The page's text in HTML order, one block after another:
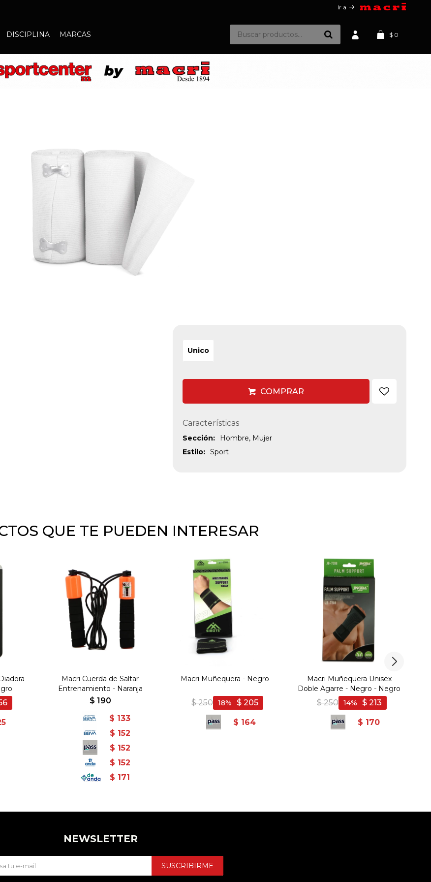
DISCIPLINA MARCAS $ 0
Ir a
Unico
COMPRAR
Características
Sección
Hombre, Mujer
Estilo
Sport
QUE TE PUEDEN INTERESAR
Macri Cuerda de Saltar
Entrenamiento - Naranja
$ 190
$ 133
$ 152
$ 152
$ 152
$ 171
Macri Muñequera - Negro
$ 250 $ 205
18
$ 164
Macri Muñequera Unisex
Doble Agarre - Negro - Negro
$ 250 $ 213
14
$ 170
NEWSLETTER
SUSCRIBIRME